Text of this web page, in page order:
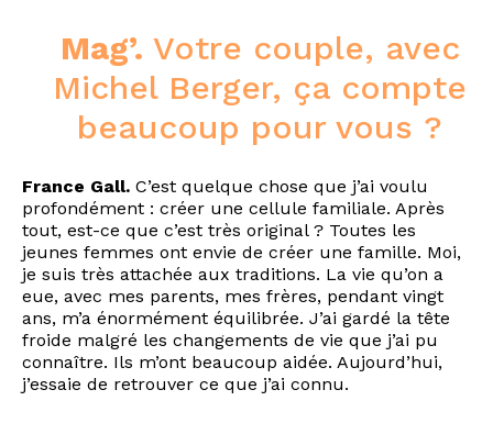
Mag’. Votre couple, avec
Michel Berger, ça compte
beaucoup pour vous ?
France Gall. C’est quelque chose que j’ai voulu
profondément : créer une cellule familiale. Après
tout, est-ce que c’est très original ? Toutes les
jeunes femmes ont envie de créer une famille. Moi,
je suis très attachée aux traditions. La vie qu’on a
eue, avec mes parents, mes frères, pendant vingt
ans, m’a énormément équilibrée. J’ai gardé la tête
froide malgré les changements de vie que j’ai pu
connaître. Ils m’ont beaucoup aidée. Aujourd’hui,
j’essaie de retrouver ce que j’ai connu.